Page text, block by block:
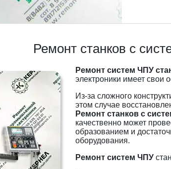
Ремонт станков с
Ремонт систем ЧПУ
электроники имеет свои
Из-за сложного
этом случае
Ремонт станков с
качественно может
образованием и
оборудования.
Ремонт систем ЧПУ